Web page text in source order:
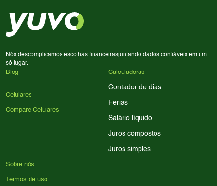
processador e bateria são essenciais. Use nossos filtros
para encontrar o celular ideal.
Nós descomplicamos escolhas financeirasjuntando dados confiáveis em um
só lugar.
Blog
Celulares
Compare Celulares
Calculadoras
Contador de dias
Férias
Salário líquido
Juros compostos
Juros simples
Sobre nós
Termos de uso